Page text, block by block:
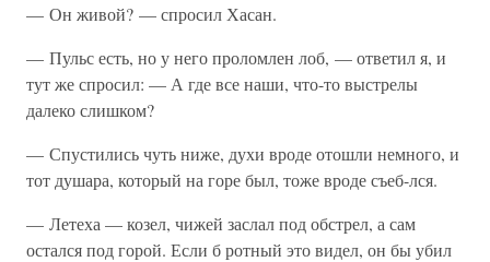
— Он живой? — спросил Хасан.
— Пульс есть, но у него проломлен лоб, — ответил я, и
тут же спросил: — А где все наши, что-то выстрелы
далеко слишком?
— Спустились чуть ниже, духи вроде отошли немного, и
тот душара, который на горе был, тоже вроде съеб-лся.
— Летеха — козел, чижей заслал под обстрел, а сам
остался под горой. Если б ротный это видел, он бы убил